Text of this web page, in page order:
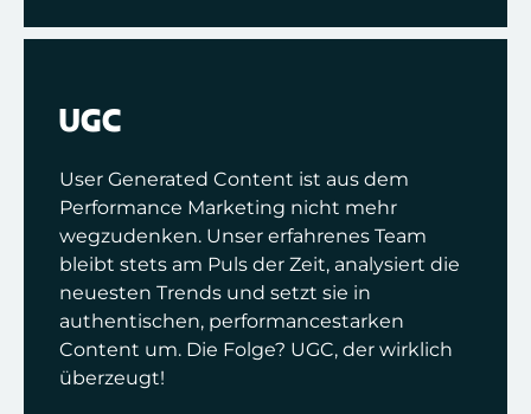
UGC
User Generated Content ist aus dem
Performance Marketing nicht mehr
wegzudenken. Unser erfahrenes Team
bleibt stets am Puls der Zeit, analysiert die
neuesten Trends und setzt sie in
authentischen, performancestarken
Content um. Die Folge? UGC, der wirklich
überzeugt!